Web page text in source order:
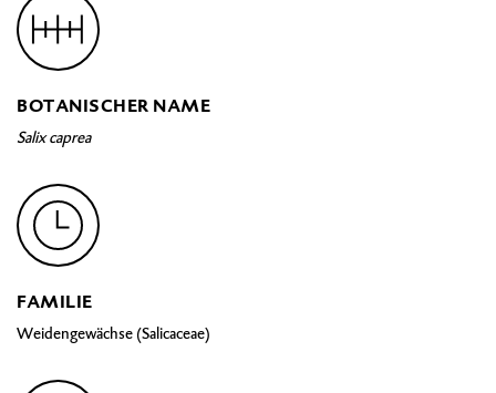
BOTANISCHER NAME
Salix caprea
FAMILIE
Weidengewächse (Salicaceae)